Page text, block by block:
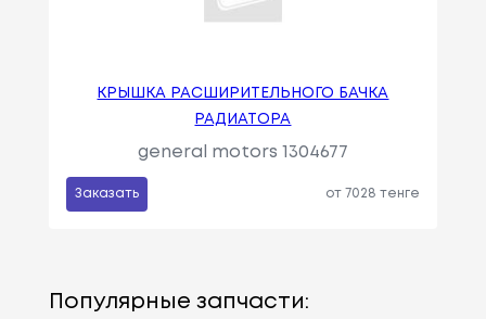
КРЫШКА РАСШИРИТЕЛЬНОГО БАЧКА
РАДИАТОРА
general motors 1304677
Заказать от 7028 тенге
Популярные запчасти: